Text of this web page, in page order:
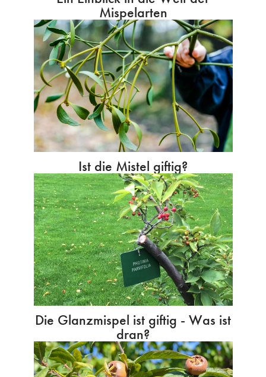
Mispelarten
Ist die Mistel giftig?
Die Glanzmispel ist giftig - Was ist
dran?